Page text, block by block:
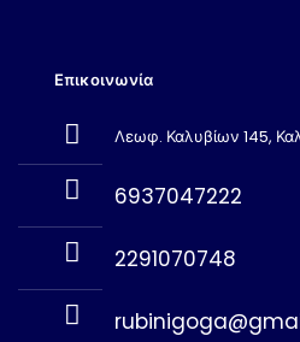
Επικοινωνία
Λεωφ. Καλυβίων 145,
6937047222
2291070748